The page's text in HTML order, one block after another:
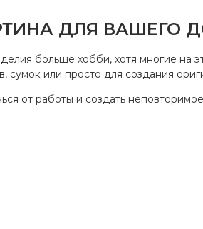
ДЛЯ ВАШЕГО
больше хобби, хотя многие на
или просто для создания
от работы и создать